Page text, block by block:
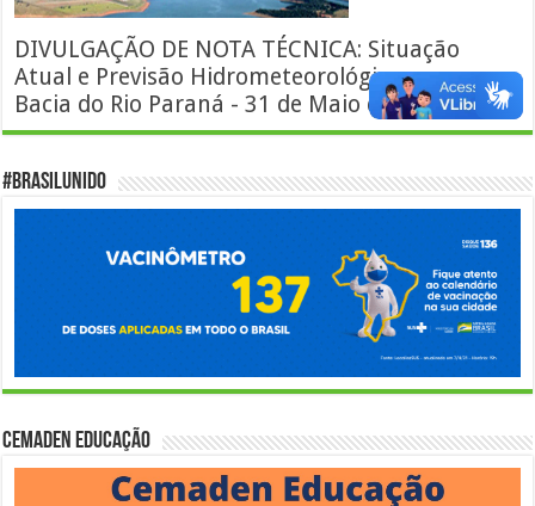
DIVULGAÇÃO DE NOTA TÉCNICA: Situação
Atual e Previsão Hidrometeorológica para a
Bacia do Rio Paraná - 31 de Maio de 2021
#BrasilUnido
Cemaden Educação